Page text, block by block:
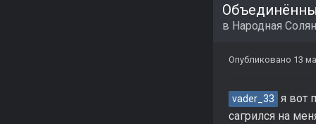
в Народная
Опубликовано 13
vader_33 я вот
сагрился на